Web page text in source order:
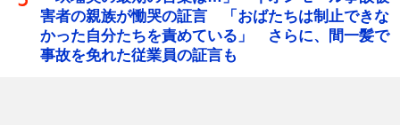
害者の親族が慟哭の証言 「おばたちは制止できな
かった自分たちを責めている」 さらに、間一髪で
事故を免れた従業員の証言も